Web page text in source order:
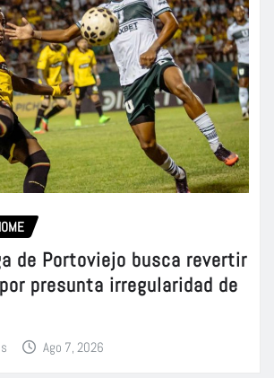
de Portoviejo busca revertir
presunta irregularidad de
Ago 7, 2026